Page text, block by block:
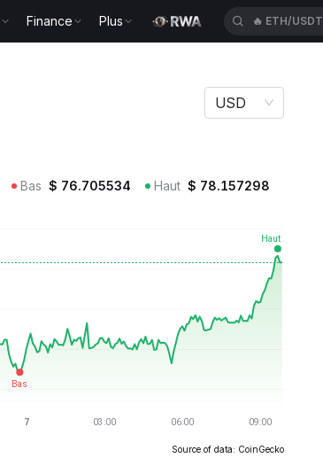
Finance Plus 🔥 ETH/USDT
USD
Bas $ 76.705534 Haut $ 78.157298
Source of data: CoinGecko